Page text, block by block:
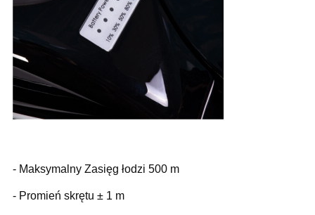
- Maksymalny Zasięg łodzi 500 m
- Promień skrętu ± 1 m